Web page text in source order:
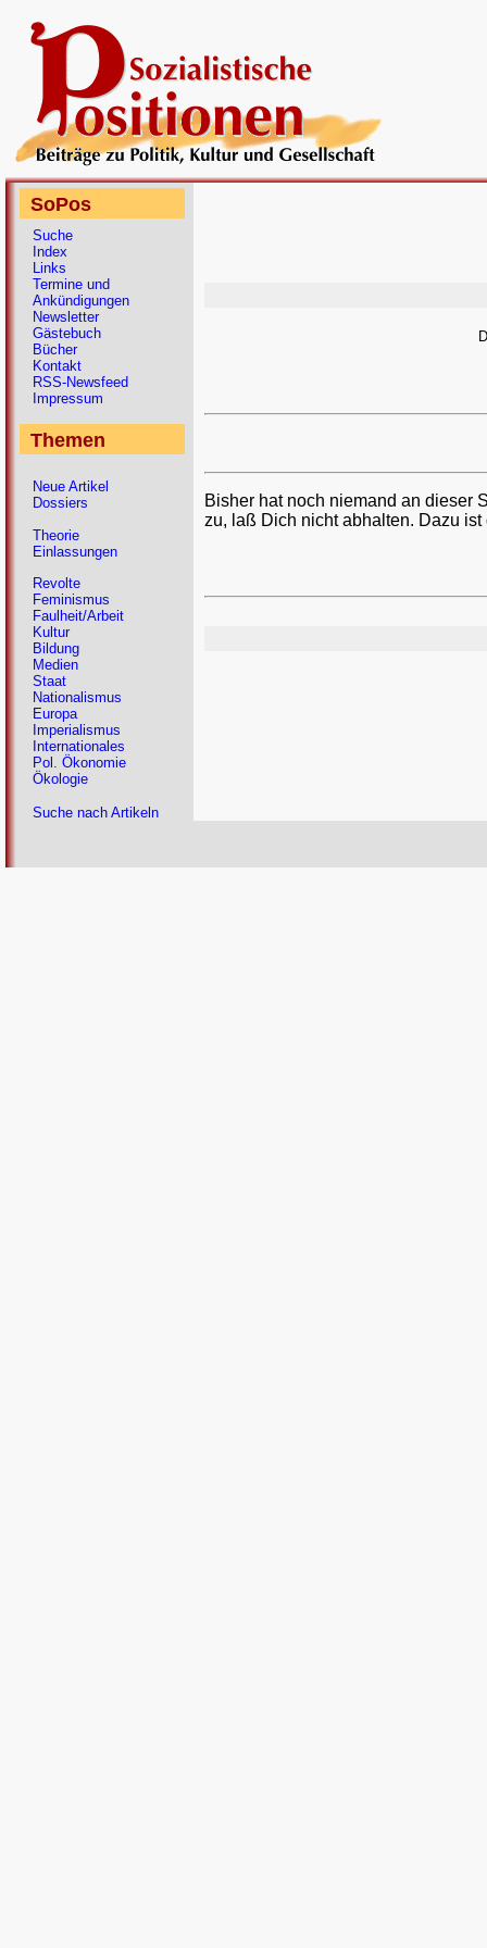
Bisher hat noch niemand an dieser
zu, laß Dich nicht abhalten. Dazu
SoPos
Suche
Index
Links
Termine und
Ankündigungen
Newsletter
Gästebuch
Bücher
Kontakt
RSS-Newsfeed
Impressum
Themen
Neue Artikel
Dossiers
Theorie
Einlassungen
Revolte
Feminismus
Faulheit/Arbeit
Kultur
Bildung
Medien
Staat
Nationalismus
Europa
Imperialismus
Internationales
Pol. Ökonomie
Ökologie
Suche nach Artikeln